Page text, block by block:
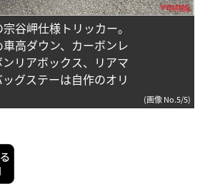
谷岬仕様トリッカー。
高ダウン、カーボンレ
リアボックス、リアマ
グステーは自作のオリ
(画像 No.5/5)